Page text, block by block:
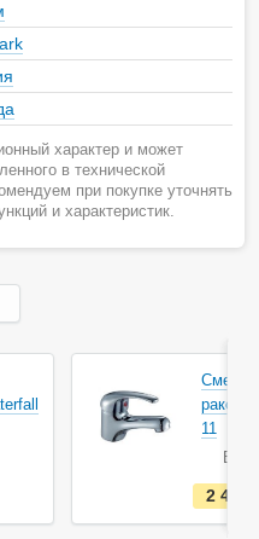
характер и может
в технической
при покупке уточнять
и характеристик.
11
В
2 479